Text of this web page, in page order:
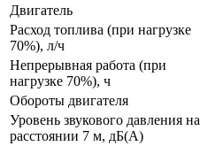
Двигатель
Расход топлива (при нагрузке
70%), л/ч
Непрерывная работа (при
нагрузке 70%), ч
Обороты двигателя
Уровень звукового давления на
расстоянии 7 м, дБ(A)